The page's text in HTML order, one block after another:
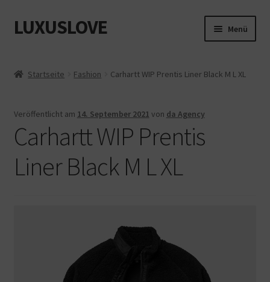
Zur
Navigation
Zum
Inhalt
LUXUSLOVE Menü
Startseite Fashion Carhartt WIP Prentis Liner Black M L XL
Veröffentlicht am 14. September 2021 von da Agency
Carhartt WIP Prentis
Liner Black M L XL